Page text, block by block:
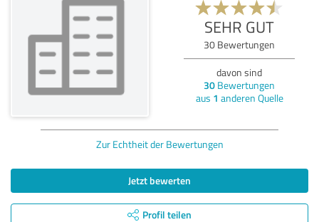
SEHR GUT
30 Bewertungen
davon sind
30 Bewertungen
aus 1 anderen Quelle
Zur Echtheit der Bewertungen
Jetzt bewerten
Profil teilen